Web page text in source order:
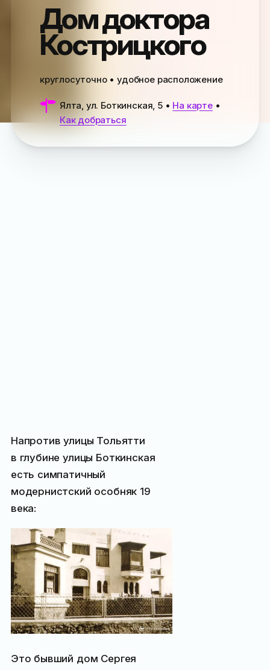
Дом доктора
Кострицкого
круглосуточно • удобное расположение
Ялта, ул. Боткинская, 5• На карте•
Как добраться
Напротив улицы Тольятти
в глубине улицы Боткинская
есть симпатичный
модернистский особняк 19
века:
Это бывший дом Сергея